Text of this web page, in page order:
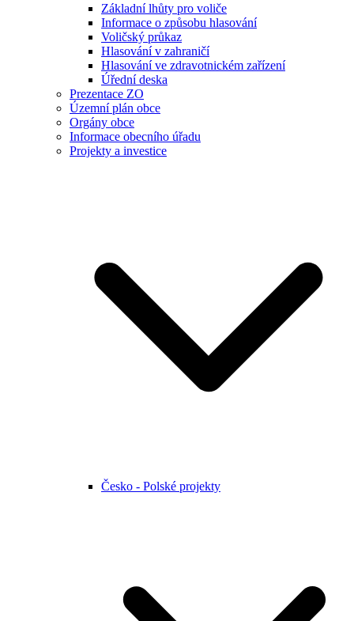
Základní lhůty pro voliče
Informace o způsobu hlasování
Voličský průkaz
Hlasování v zahraničí
Hlasování ve zdravotnickém zařízení
Úřední deska
Prezentace ZO
Územní plán obce
Orgány obce
Informace obecního úřadu
Projekty a investice
Česko - Polské projekty